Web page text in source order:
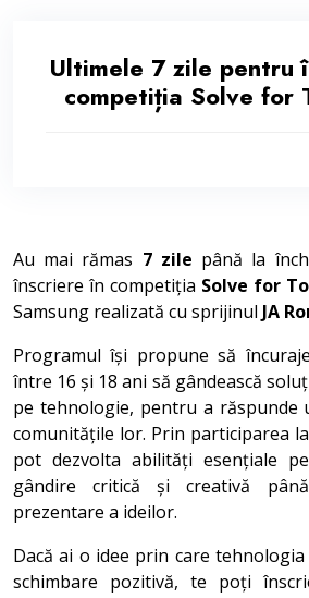
Ultimele 7 zile pentru
competiția Solve for
Au mai rămas 7 zile până la
înscriere în competiția Solve for
Samsung realizată cu sprijinul JA
Programul își propune să
între 16 și 18 ani să gândească
pe tehnologie, pentru a răspunde
comunitățile lor. Prin participarea
pot dezvolta abilități esențiale
gândire critică și creativă
prezentare a ideilor.
Dacă ai o idee prin care
schimbare pozitivă, te poți